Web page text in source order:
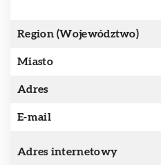
Region (Województwo)
Miasto
Adres
E-mail
Adres internetowy